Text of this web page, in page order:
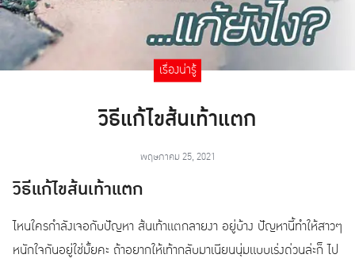
เรื่องน่ารู้
วิธีแก้ไขส้นเท้าแตก
พฤษภาคม 25, 2021
วิธีแก้ไขส้นเท้าแตก
ไหนใครกำลังเจอกับปัญหา ส้นเท้าแตกลายงา อยู่บ้าง ปัญหานี้ทำให้สาวๆ
หนักใจกันอยู่ใช่มั้ยคะ ถ้าอยากให้เท้ากลับมาเนียนนุ่มแบบเร่งด่วนล่ะก็ ไป